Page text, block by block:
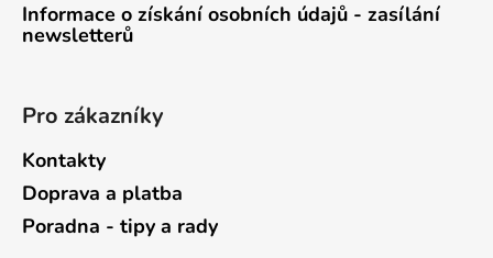
Informace o získání osobních údajů - zasílání
newsletterů
Pro zákazníky
Kontakty
Doprava a platba
Poradna - tipy a rady